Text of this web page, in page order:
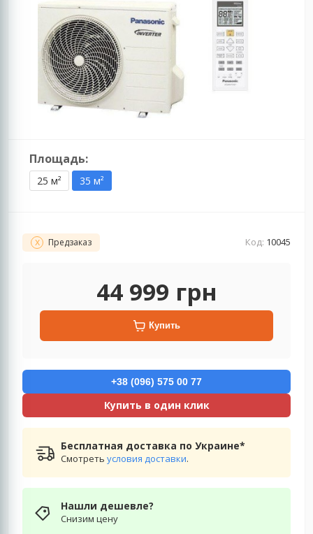
Площадь:
25 м² 35 м²
Предзаказ Код: 10045
44 999 грн
Купить
+38 (096) 575 00 77
Купить в один клик
Бесплатная доставка по Украине*
Смотретьусловия доставки.
Нашли дешевле?
Снизим цену